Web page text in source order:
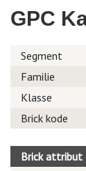
GPC
Segment
Familie
Klasse
Brick kode
Brick attribut